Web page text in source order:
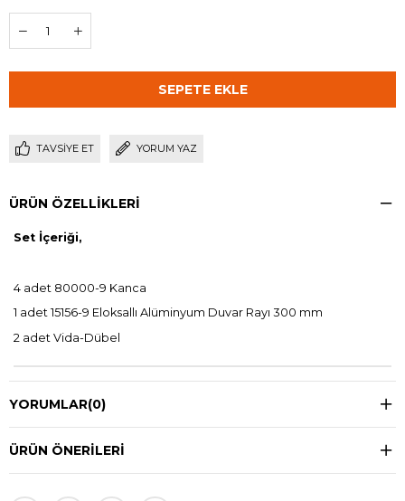
TAVSIYE ET YORUM YAZ
ÜRÜN ÖZELLIKLERI
Set İçeriği,
4 adet 80000-9 Kanca
1 adet 15156-9 Eloksallı Alüminyum Duvar Rayı 300 mm
2 adet Vida-Dübel
YORUMLAR(0)
ÜRÜN ÖNERILERI